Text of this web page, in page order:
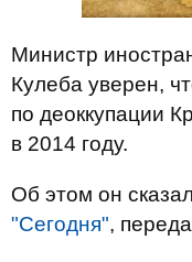
Министр
Кулеба уверен,
по деоккупации
в 2014 году.
Об этом он
"Сегодня",